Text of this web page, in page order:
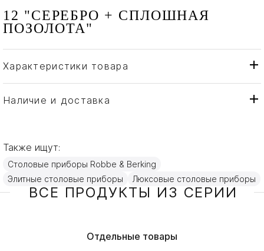
12 "СЕРЕБРО + СПЛОШНАЯ
ПОЗОЛОТА"
Характеристики товара
Бренд
Robbe & Berking
Страна производителя
Наличие и доставка
Также ищут:
Столовые приборы Robbe & Berking
Элитные столовые приборы
Люксовые столовые приборы
ВСЕ ПРОДУКТЫ ИЗ СЕРИИ
Отдельные товары